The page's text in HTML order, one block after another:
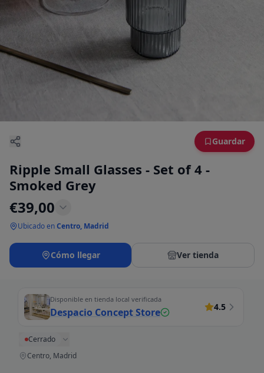
Guardar
Ripple Small Glasses - Set of 4 -
Smoked Grey
€39,00
Ubicado enCentro, Madrid
Cómo llegar Ver tienda
Disponible en tienda local verificada
Despacio Concept Store 4.5
Cerrado
Centro, Madrid